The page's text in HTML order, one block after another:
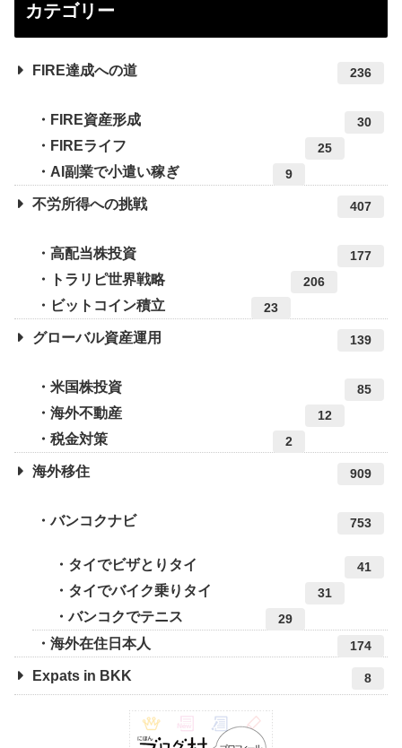
カテゴリー
FIRE達成への道 236
FIRE資産形成 30
FIREライフ 25
AI副業で小遣い稼ぎ 9
不労所得への挑戦 407
高配当株投資 177
トラリピ世界戦略 206
ビットコイン積立 23
グローバル資産運用 139
米国株投資 85
海外不動産 12
税金対策 2
海外移住 909
バンコクナビ 753
タイでビザとりタイ 41
タイでバイク乗りタイ 31
バンコクでテニス 29
海外在住日本人 174
Expats in BKK 8